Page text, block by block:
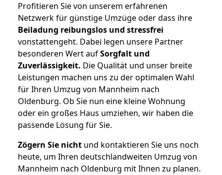
Profitieren Sie von unserem erfahrenen
Netzwerk für günstige Umzüge oder dass ihre
Beiladung reibungslos und stressfrei
vonstattengeht. Dabei legen unsere Partner
besonderen Wert aufSorgfalt und
Zuverlässigkeit. Die Qualität und unser breite
Leistungen machen uns zu der optimalen Wahl
für Ihren Umzug von Mannheim nach
Oldenburg. Ob Sie nun eine kleine Wohnung
oder ein großes Haus umziehen, wir haben die
passende Lösung für Sie.
Zögern Sie nicht und kontaktieren Sie uns noch
heute, um Ihren deutschlandweiten Umzug von
Mannheim nach Oldenburg mit Ihnen zu planen.